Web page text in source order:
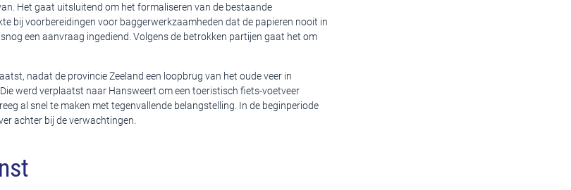
Het gaat uitsluitend om het formaliseren van de bestaande
bij voorbereidingen voor baggerwerkzaamheden dat de papieren nooit in
een aanvraag ingediend. Volgens de betrokken partijen gaat het om
nadat de provincie Zeeland een loopbrug van het oude veer in
werd verplaatst naar Hansweert om een toeristisch fiets-voetveer
al snel te maken met tegenvallende belangstelling. In de beginperiode
achter bij de verwachtingen.